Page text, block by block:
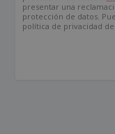
presentar una
protección de datos.
política de privacidad de